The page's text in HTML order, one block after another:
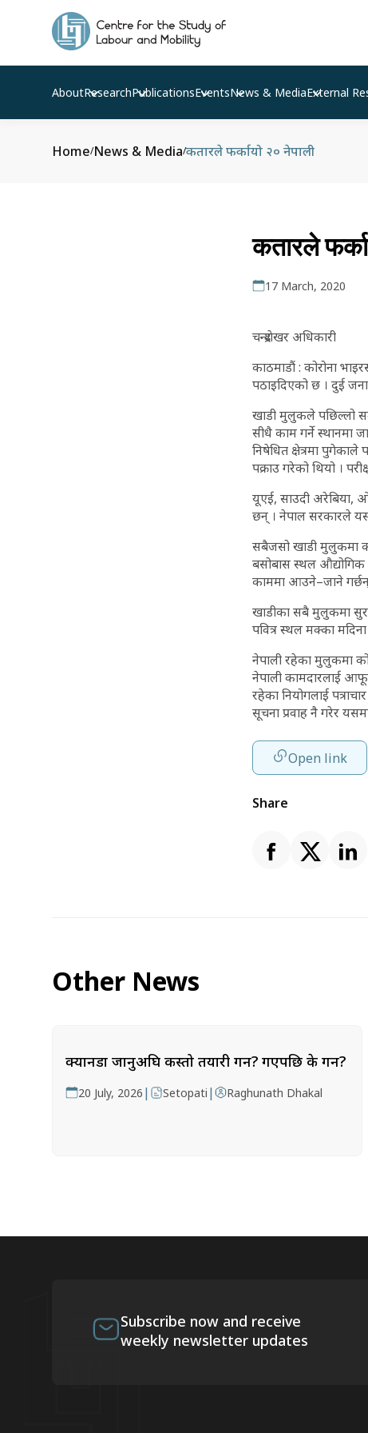
AboutResearchPublicationsEventsNews & MediaExternal
Home/News & Media/कतारले फर्कायो २० नेपाली
कतारले
17 March, 2020
चन्द्रशेखर अधिकारी
काठमाडौं : कोरोना
पठाइदिएको छ । दुई
खाडी मुलुकले पछिल्लो
सीधै काम गर्ने स्थानमा
निषेधित क्षेत्रमा पुगेकाले
पक्राउ गरेको थियो ।
यूएई, साउदी अरेबिया,
छन् । नेपाल सरकारले
सबैजसो खाडी मुलुकमा
बसोबास स्थल औद्योगिक
काममा आउने–जाने
खाडीका सबै मुलुकमा
पवित्र स्थल मक्का
नेपाली रहेका मुलुकमा
नेपाली कामदारलाई आफू
रहेका नियोगलाई
सूचना प्रवाह नै गरेर
Open link
Share
Other News
क्यानडा जानुअघि कस्तो तयारी गर्ने? गएपछि के गर्ने?
20 July, 2026 | Setopati | Raghunath Dhakal
Subscribe now and receive
weekly newsletter updates